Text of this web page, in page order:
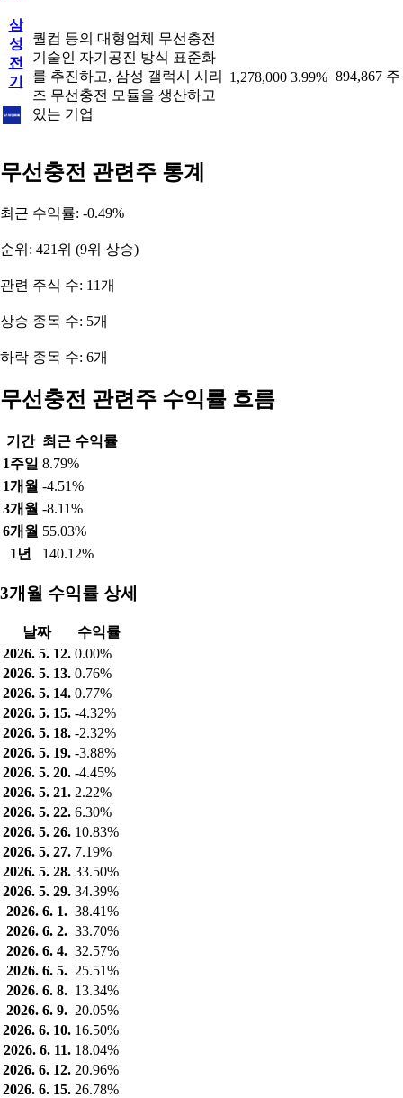
삼
성
전
기
퀄컴 등의 대형업체 무선충전
기술인 자기공진 방식 표준화
를 추진하고, 삼성 갤럭시 시리
즈 무선충전 모듈을 생산하고
있는 기업
1,278,000 3.99% 894,867 주
무선충전 관련주 통계
최근 수익률: -0.49%
순위: 421위 (9위 상승)
관련 주식 수: 11개
상승 종목 수: 5개
하락 종목 수: 6개
무선충전 관련주 수익률 흐름
기간 최근 수익률
1주일 8.79%
1개월 -4.51%
3개월 -8.11%
6개월 55.03%
1년
140.12%
3개월 수익률 상세
날짜
수익률
2026. 5. 12. 0.00%
2026. 5. 13. 0.76%
2026. 5. 14. 0.77%
2026. 5. 15. -4.32%
2026. 5. 18. -2.32%
2026. 5. 19. -3.88%
2026. 5. 20. -4.45%
2026. 5. 21. 2.22%
2026. 5. 22. 6.30%
2026. 5. 26. 10.83%
2026. 5. 27. 7.19%
2026. 5. 28. 33.50%
2026. 5. 29. 34.39%
2026. 6. 1. 38.41%
2026. 6. 2. 33.70%
2026. 6. 4. 32.57%
2026. 6. 5. 25.51%
2026. 6. 8. 13.34%
2026. 6. 9. 20.05%
2026. 6. 10. 16.50%
2026. 6. 11. 18.04%
2026. 6. 12. 20.96%
2026. 6. 15. 26.78%